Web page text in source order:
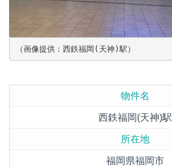
（画像提供：西鉄福岡(天神)駅）
物件名
西鉄福岡(天神)駅
所在地
福岡県福岡市